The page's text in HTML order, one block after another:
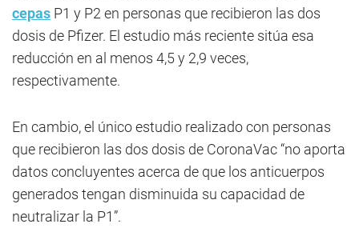
cepas P1 y P2 en personas que recibieron las dos
dosis de Pfizer. El estudio más reciente sitúa esa
reducción en al menos 4,5 y 2,9 veces,
respectivamente.
En cambio, el único estudio realizado con personas
que recibieron las dos dosis de CoronaVac “no aporta
datos concluyentes acerca de que los anticuerpos
generados tengan disminuida su capacidad de
neutralizar la P1”.